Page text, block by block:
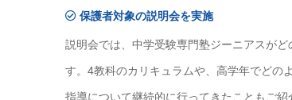
保護者対象の説明会を実施
説明会では、中学受験専門塾ジーニアスが
す。4教科のカリキュラムや、高学年でどの
指導について継続的に行ってきたこともご